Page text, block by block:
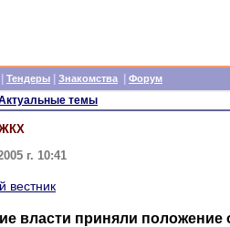
Тендеры Знакомства Форум
темы
г. 10:41
вестник
власти приняли положение